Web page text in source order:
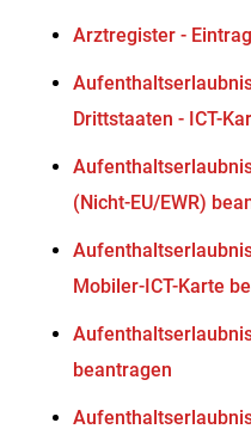
Arztregister -
Drittstaaten - ICT-
(Nicht-EU/EWR)
Mobiler-ICT-Karte
beantragen